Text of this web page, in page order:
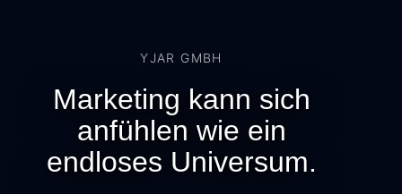
YJAR GMBH
Marketing kann sich
anfühlen wie ein
endloses Universum.